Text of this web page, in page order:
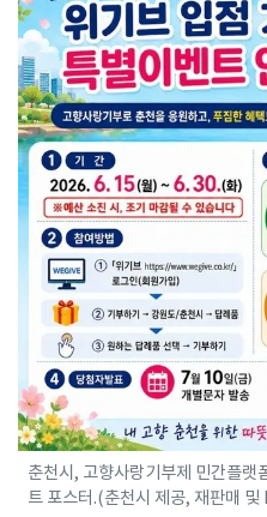
춘천시, 고향사랑기부제 민간플
트 포스터.(춘천시 제공, 재판매 및